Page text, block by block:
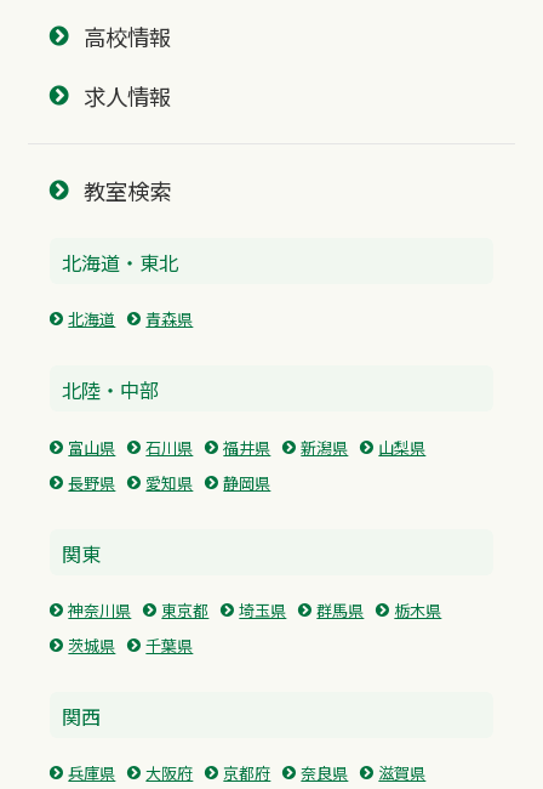
高校情報
求人情報
教室検索
北海道・東北
北海道 青森県
北陸・中部
富山県 石川県 福井県 新潟県
山梨県
長野県
愛知県 静岡県
関東
神奈川県 東京都 埼玉県 群馬県
栃木県
茨城県
千葉県
関西
兵庫県 大阪府 京都府 奈良県
滋賀県